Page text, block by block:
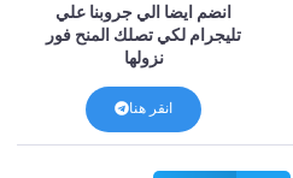
انضم ايضا الي جروبنا علي
تليجرام لكي تصلك المنح فور
نزولها
انقر هنا